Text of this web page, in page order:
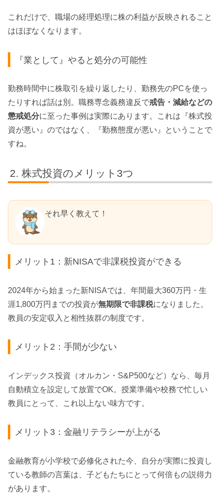
これだけで、職場の経理処理に株の利益が反映されること
はほぼなくなります。
『業として』やると処分の可能性
勤務時間中に株取引を繰り返したり、勤務先のPCを使っ
たりすれば話は別。職務専念義務違反で戒告・減給などの
懲戒処分に至った事例は実際にあります。これは『株式投
資が悪い』のではなく、『勤務態度が悪い』ということで
すね。
株式投資のメリット3つ
それ早く教えて！
メリット1：新NISAで非課税投資ができる
2024年から始まった新NISAでは、年間最大360万円・生
涯1,800万円までの投資が無期限で非課税になりました。
教員の安定収入と相性抜群の制度です。
メリット2：手間が少ない
インデックス投資（オルカン・S&P500など）なら、毎月
自動積立を設定して放置でOK。授業準備や校務で忙しい
教員にとって、これ以上ない味方です。
メリット3：金融リテラシーが上がる
金融教育が小学校で必修化された今、自分が実際に投資し
ている教師の言葉は、子どもたちにとって何倍もの説得力
があります。